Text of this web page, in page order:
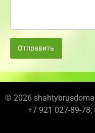
Отправить
© 2026
+7 921 027-89-